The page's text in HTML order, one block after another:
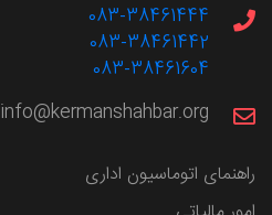
083-38461444
083-38461442
083-38461604
info@kermanshahbar.org
راهنمای اتوماسیون اداری